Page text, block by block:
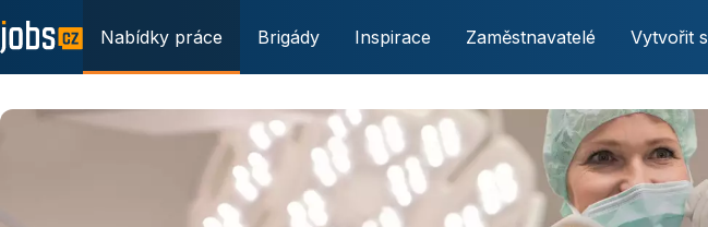
Nabídky práce Brigády Inspirace Zaměstnavatelé Vytvořit